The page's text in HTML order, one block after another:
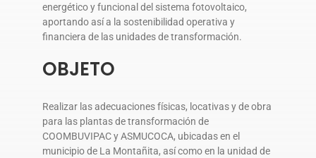
energético y funcional del sistema fotovoltaico,
aportando así a la sostenibilidad operativa y
financiera de las unidades de transformación.
OBJETO
Realizar las adecuaciones físicas, locativas y de obra
para las plantas de transformación de
COOMBUVIPAC y ASMUCOCA, ubicadas en el
municipio de La Montañita, así como en la unidad de